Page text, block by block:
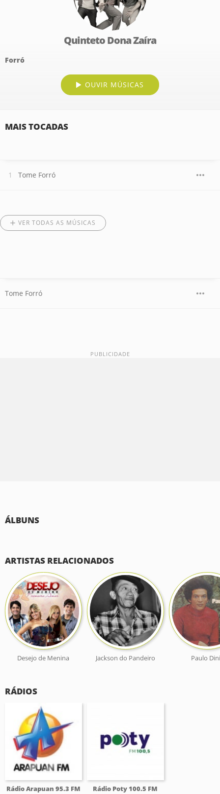
Quinteto Dona Zaíra
Forró
OUVIR MÚSICAS
MAIS TOCADAS
Tome Forró
VER TODAS AS MÚSICAS
Tome Forró
ÁLBUNS
ARTISTAS RELACIONADOS
Desejo de Menina Jackson do Pandeiro Paulo
RÁDIOS
Rádio Arapuan 95.3 FM Rádio Poty 100.5 FM